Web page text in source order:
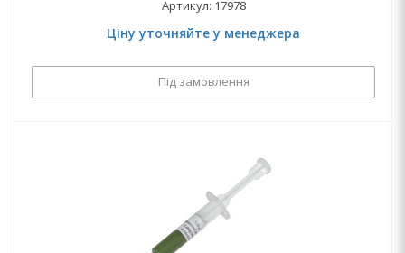
Артикул: 17978
Ціну уточняйте у менеджера
Під замовлення